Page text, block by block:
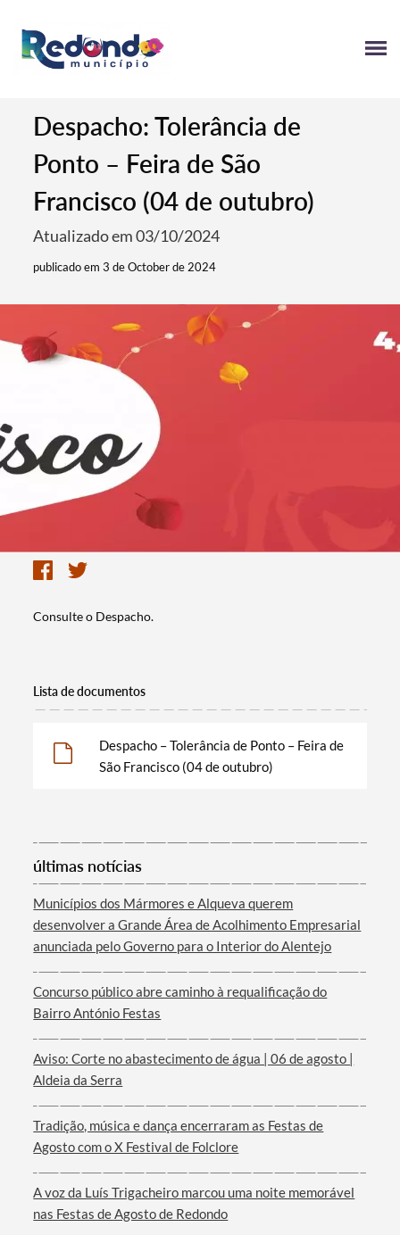
Termo de Pesquisa
Filtros
Despacho: Tolerância de
Ponto – Feira de São
Francisco (04 de outubro)
Atualizado em 03/10/2024
publicado em 3 de October de 2024
Consulte o Despacho.
Lista de documentos
Despacho – Tolerância de Ponto – Feira de
São Francisco (04 de outubro)
últimas notícias
Municípios dos Mármores e Alqueva querem
desenvolver a Grande Área de Acolhimento Empresarial
anunciada pelo Governo para o Interior do Alentejo
Concurso público abre caminho à requalificação do
Bairro António Festas
Aviso: Corte no abastecimento de água | 06 de agosto |
Aldeia da Serra
Tradição, música e dança encerraram as Festas de
Agosto com o X Festival de Folclore
A voz da Luís Trigacheiro marcou uma noite memorável
nas Festas de Agosto de Redondo